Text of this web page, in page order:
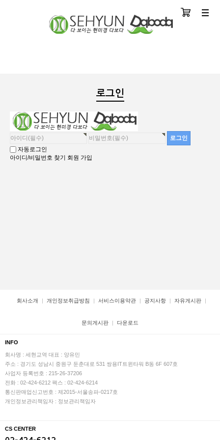
분류
로그인
자동로그인
아이디/비밀번호 찾기
회원 가입
회사소개 개인정보취급방침 서비스이용약관 공지사항 자유게시판
문의게시판 다운로드
INFO
회사명 : 세현교역 대표 : 양유민
주소 : 경기도 성남시 중원구 둔춘대로 531 쌍용IT트윈타워 B동 6F 607호
사업자 등록번호 : 215-26-37206
전화 : 02-424-6212 팩스 : 02-424-6214
통신판매업신고번호 : 제2015-서울송파-0217호
개인정보관리책임자 : 정보관리책임자
CS CENTER